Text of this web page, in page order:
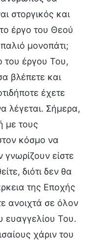
στοργικός και
έργο του Θεού
μονοπάτι;
του έργου Του,
βλέπετε και
έχετε
λέγεται. Σήμερα,
με τους
κόσμο να
γνωρίζουν είστε
διότι δεν θα
της Εποχής
ανοιχτά σε όλον
ευαγγελίου Του.
χάριν του